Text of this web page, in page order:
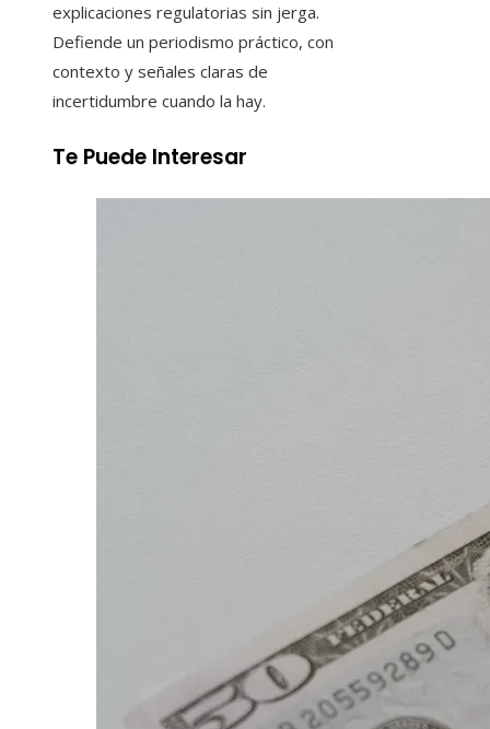
explicaciones regulatorias sin jerga.
Defiende un periodismo práctico, con
contexto y señales claras de
incertidumbre cuando la hay.
Te Puede Interesar